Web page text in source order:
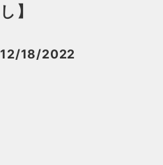
し】
投稿日
12/18/2022